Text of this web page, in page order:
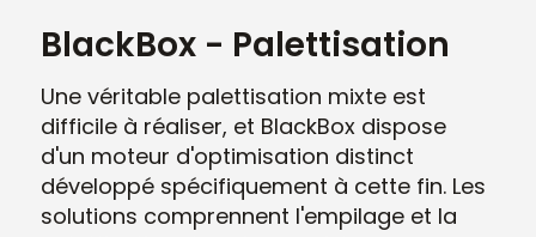
BlackBox - Palettisation
Une véritable palettisation mixte est
difficile à réaliser, et BlackBox dispose
d'un moteur d'optimisation distinct
développé spécifiquement à cette fin. Les
solutions comprennent l'empilage et la